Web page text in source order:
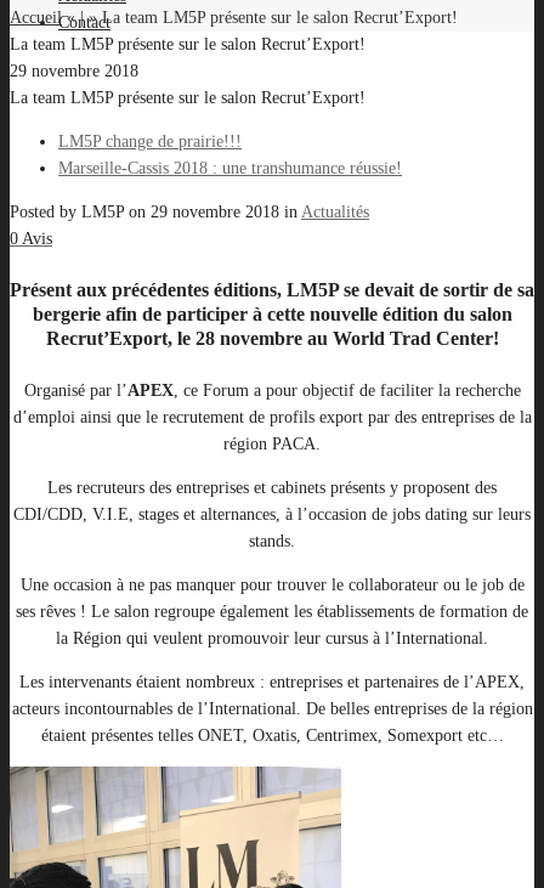
Contact
Accueil« | »La team LM5P présente sur le salon Recrut’Export!
La team LM5P présente sur le salon Recrut’Export!
29 novembre 2018
La team LM5P présente sur le salon Recrut’Export!
LM5P change de prairie!!!
Marseille-Cassis 2018 : une transhumance réussie!
Posted by LM5Pon 29 novembre 2018 in Actualités
0 Avis
Présent aux précédentes éditions, LM5P se devait de sortir de sa
bergerie afin de participer à cette nouvelle édition du salon
Recrut’Export, le 28 novembre au World Trad Center!
Organisé par l’APEX, ce Forum a pour objectif de faciliter la recherche
d’emploi ainsi que le recrutement de profils export par des entreprises de la
région PACA.
Les recruteurs des entreprises et cabinets présents y proposent des
CDI/CDD, V.I.E, stages et alternances, à l’occasion de jobs dating sur leurs
stands.
Une occasion à ne pas manquer pour trouver le collaborateur ou le job de
ses rêves ! Le salon regroupe également les établissements de formation de
la Région qui veulent promouvoir leur cursus à l’International.
Les intervenants étaient nombreux : entreprises et partenaires de l’APEX,
acteurs incontournables de l’International. De belles entreprises de la région
étaient présentes telles ONET, Oxatis, Centrimex, Somexport etc…